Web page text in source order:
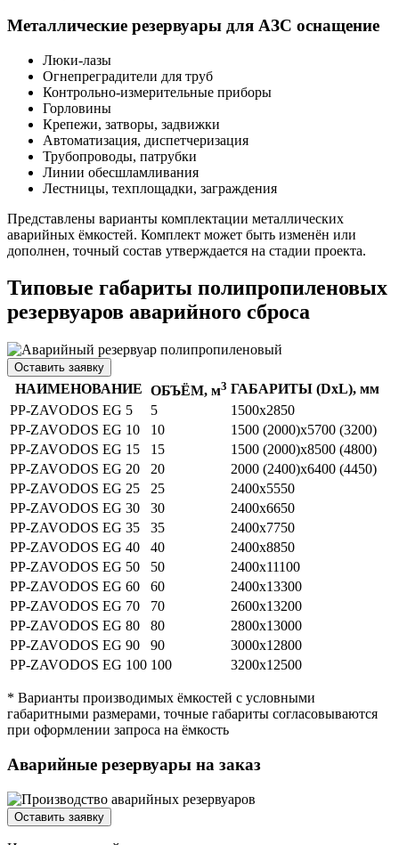
Металлические резервуары для АЗС оснащение
Люки-лазы
Огнепреградители для труб
Контрольно-измерительные приборы
Горловины
Крепежи, затворы, задвижки
Автоматизация, диспетчеризация
Трубопроводы, патрубки
Линии обесшламливания
Лестницы, техплощадки, заграждения
Представлены варианты комплектации металлических
аварийных ёмкостей. Комплект может быть изменён или
дополнен, точный состав утверждается на стадии проекта.
Типовые габариты полипропиленовых
резервуаров аварийного сброса
Оставить заявку
НАИМЕНОВАНИЕ ОБЪЁМ, м3 ГАБАРИТЫ (DхL), мм
PP-ZAVODOS EG 5
5
1500х2850
PP-ZAVODOS EG 10
10
1500 (2000)х5700 (3200)
PP-ZAVODOS EG 15
15
1500 (2000)х8500 (4800)
PP-ZAVODOS EG 20
20
2000 (2400)х6400 (4450)
PP-ZAVODOS EG 25
25
2400х5550
PP-ZAVODOS EG 30
30
2400х6650
PP-ZAVODOS EG 35
35
2400х7750
PP-ZAVODOS EG 40
40
2400х8850
PP-ZAVODOS EG 50
50
2400х11100
PP-ZAVODOS EG 60
60
2400х13300
PP-ZAVODOS EG 70
70
2600х13200
PP-ZAVODOS EG 80
80
2800х13000
PP-ZAVODOS EG 90
90
3000х12800
PP-ZAVODOS EG 100 100 3200х12500
* Варианты производимых ёмкостей с условными
габаритными размерами, точные габариты согласовываются
при оформлении запроса на ёмкость
Аварийные резервуары на заказ
Оставить заявку